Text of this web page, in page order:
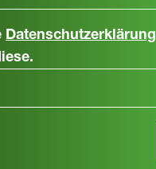
Datenschutzerklärung